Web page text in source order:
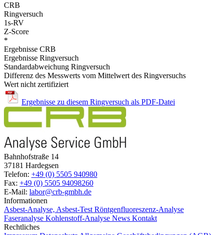
CRB
Ringversuch
1s-RV
Z-Score
*
Ergebnisse CRB
Ergebnisse Ringversuch
Standardabweichung Ringversuch
Differenz des Messwerts vom Mittelwert des Ringversuchs
Wert nicht zertifiziert
Ergebnisse zu diesem Ringversuch als PDF-Datei
Bahnhofstraße 14
37181 Hardegsen
Telefon: +49 (0) 5505 940980
Fax: +49 (0) 5505 94098260
E-Mail: labor@crb-gmbh.de
Informationen
Asbest-Analyse, Asbest-Test Röntgenfluoreszenz-Analyse
Faseranalyse Kohlenstoff-Analyse News Kontakt
Rechtliches